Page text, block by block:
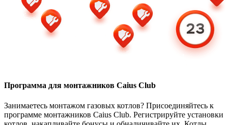
Программа для монтажников Caius Club
Занимаетесь монтажом газовых котлов? Присоединяйтесь к
программе монтажников Caius Club. Регистрируйте установки